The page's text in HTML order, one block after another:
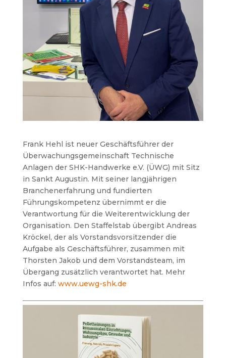
Frank Hehl ist neuer Geschäftsführer der
Überwachungsgemeinschaft Technische
Anlagen der SHK-Handwerke e.V. (ÜWG) mit Sitz
in Sankt Augustin. Mit seiner langjährigen
Branchenerfahrung und fundierten
Führungskompetenz übernimmt er die
Verantwortung für die Weiterentwicklung der
Organisation. Den Staffelstab übergibt Andreas
Kröckel, der als Vorstandsvorsitzender die
Aufgabe als Geschäftsführer, zusammen mit
Thorsten Jakob und dem Vorstandsteam, im
Übergang zusätzlich verantwortet hat. Mehr
Infos auf: www.uewg-shk.de